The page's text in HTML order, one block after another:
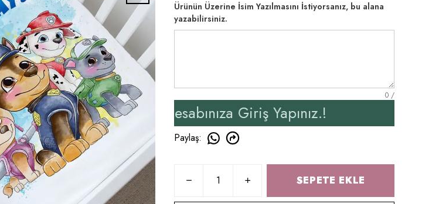
Ürünün Üzerine İsim Yazılmasını İstiyorsanız, bu alana
yazabilirsiniz.
0 /
İseniz Hesabınıza Giriş Yapınız.!
Paylaş:
SEPETE EKLE